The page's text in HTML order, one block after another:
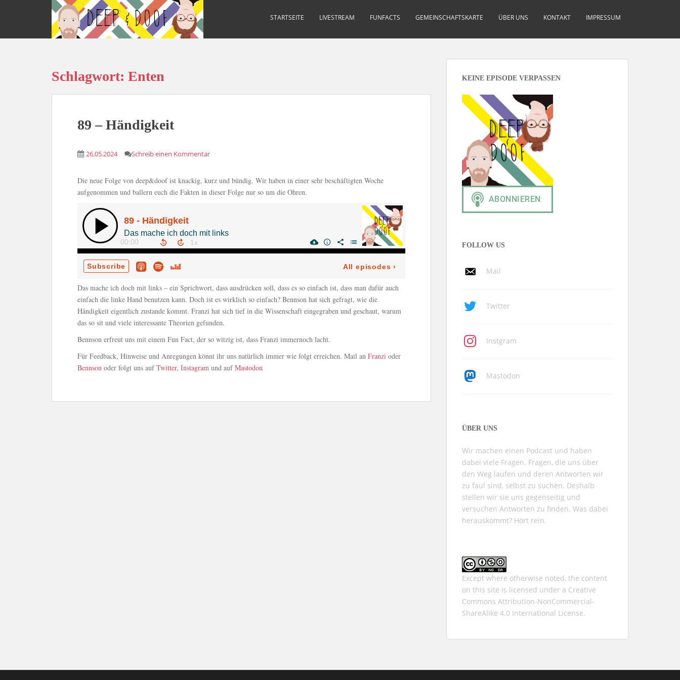
p
STARTSEITE LIVESTREAM FUNFACTS GEMEINSCHAFTSKARTE ÜBER UNS KONTAKT IMPRESSUM
Schlagwort: Enten
89 – Händigkeit
26.05.2024 Schreib einen Kommentar
Die neue Folge von deep&doof ist knackig, kurz und bündig. Wir haben in einer sehr beschäftigten Woche
aufgenommen und ballern euch die Fakten in dieser Folge nur so um die Ohren.
Das mache ich doch mit links – ein Sprichwort, dass ausdrücken soll, dass es so einfach ist, dass man dafür auch
einfach die linke Hand benutzen kann. Doch ist es wirklich so einfach? Bennson hat sich gefragt, wie die
Händigkeit eigentlich zustande kommt. Franzi hat sich tief in die Wissenschaft eingegraben und geschaut, warum
das so sit und viele interessante Theorien gefunden.
Bennson erfreut uns mit einem Fun Fact, der so witzig ist, dass Franzi immernoch lacht.
Für Feedback, Hinweise und Anregungen könnt ihr uns natürlich immer wie folgt erreichen. Mail an Franzi oder
Bennson oder folgt uns aufTwitter, Instagram und aufMastodon
KEINE EPISODE VERPASSEN
FOLLOW US
Mail
Twitter
Instgram
Mastodon
ÜBER UNS
Wir machen einen Podcast und haben
dabei viele Fragen. Fragen, die uns über
den Weg laufen und deren Antworten wir
zu faul sind, selbst zu suchen. Deshalb
stellen wir sie uns gegenseitig und
versuchen Antworten zu finden. Was dabei
herauskommt? Hört rein.
Except where otherwise noted, the content
on this site is licensed under a Creative
Commons Attribution-NonCommercial-
ShareAlike 4.0 International License.